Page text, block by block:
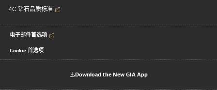
4C 钻石品质标准
电子邮件首选项
Cookie 首选项
Download the New GIA App